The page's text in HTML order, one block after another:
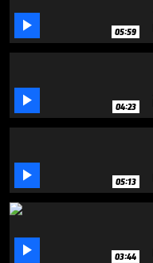
seconds
 05:59
 04:23
 05:13
 03:44